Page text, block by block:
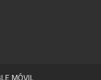
MÓVIL